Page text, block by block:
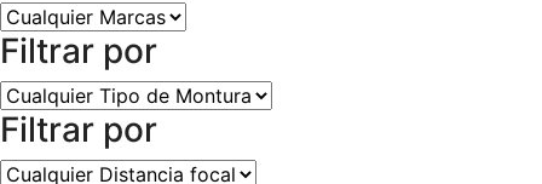
Filtrar por
Filtrar por